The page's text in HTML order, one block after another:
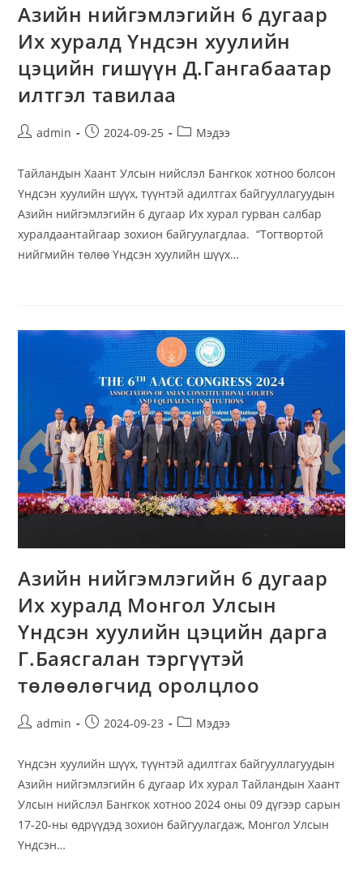
Азийн нийгэмлэгийн 6 дугаар
Их хуралд Үндсэн хуулийн
цэцийн гишүүн Д.Гангабаатар
илтгэл тавилаа
admin 2024-09-25 Мэдээ
Тайландын Хаант Улсын нийслэл Бангкок хотноо болсон
Үндсэн хуулийн шүүх, түүнтэй адилтгах байгууллагуудын
Азийн нийгэмлэгийн 6 дугаар Их хурал гурван салбар
хуралдаантайгаар зохион байгуулагдлаа. “Тогтвортой
нийгмийн төлөө Үндсэн хуулийн шүүх…
Азийн нийгэмлэгийн 6 дугаар
Их хуралд Монгол Улсын
Үндсэн хуулийн цэцийн дарга
Г.Баясгалан тэргүүтэй
төлөөлөгчид оролцлоо
admin 2024-09-23 Мэдээ
Үндсэн хуулийн шүүх, түүнтэй адилтгах байгууллагуудын
Азийн нийгэмлэгийн 6 дугаар Их хурал Тайландын Хаант
Улсын нийслэл Бангкок хотноо 2024 оны 09 дүгээр сарын
17-20-ны өдрүүдэд зохион байгуулагдаж, Монгол Улсын
Үндсэн…